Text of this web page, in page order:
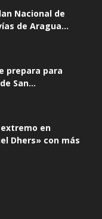
Nacional de
de Aragua...
prepara para
San...
en
Dhers» con más